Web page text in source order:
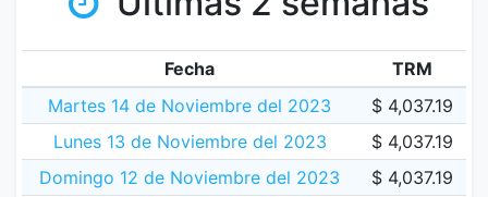
Fecha
TRM
Martes 14 de Noviembre del 2023
$ 4,037.19
Lunes 13 de Noviembre del 2023
$ 4,037.19
Domingo 12 de Noviembre del 2023
$ 4,037.19